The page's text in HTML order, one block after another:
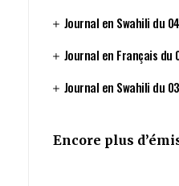
Journal en Swahili du
Journal en Français du
Journal en Swahili du
Encore plus